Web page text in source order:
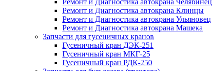
Ремонт и Диагностика автокрана Челябинец
Ремонт и Диагностика автокрана Клинцы
Ремонт и Диагностика автокрана Ульяновец
Ремонт и Диагностика автокрана Машека
Запчасти для гусеничных кранов
Гусеничный кран ДЭК-251
Гусеничный кран МКГ-25
Гусеничный кран РДК-250